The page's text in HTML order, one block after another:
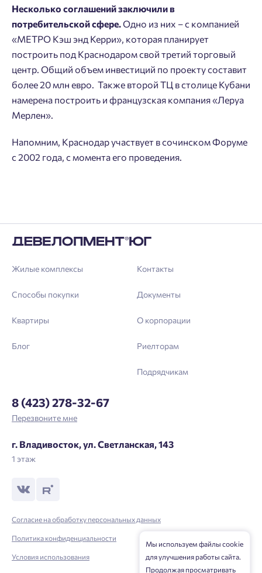
Несколько соглашений заключили в
потребительской сфере.Одно из них – с компанией
«МЕТРО Кэш энд Керри», которая планирует
построить под Краснодаром свой третий торговый
центр. Общий объем инвестиций по проекту составит
более 20 млн евро. Также второй ТЦ в столице Кубани
намерена построить и французская компания «Леруа
Мерлен».
Напомним, Краснодар участвует в сочинском Форуме
с 2002 года, с момента его проведения.
Жилые комплексы
Способы покупки
Квартиры
Блог
Контакты
Документы
О корпорации
Риелторам
Подрядчикам
8 (423) 278-32-67
Перезвоните мне
г. Владивосток, ул. Светланская, 143
1 этаж
Согласие на обработку персональных данных
Политика конфиденциальности
Условия использования
Мы используем файлы cookie
для улучшения работы сайта.
Продолжая просматривать
Согласен на обработкуперсональных данных
Согласен получать информационную рассылку
Отправить
телефона, кликнув на кнопку «Войти» ниже
и мы вышлем вам одноразовый код
подтверждения.
Войти
Личный кабинет
зарегистрироваться.
персональных данных.
Личный кабинет
Екатеринбург
Владивосток
Астрахань
Начать